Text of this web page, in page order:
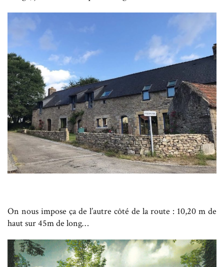
On nous impose ça de l’autre côté de la route : 10,20 m de
haut sur 45m de long…